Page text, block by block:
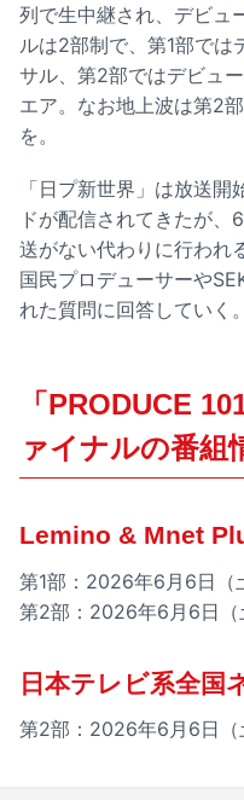
列で生中継され、デビュ
ルは2部制で、第1部では
サル、第2部ではデビュ
エア。なお地上波は第2
を。
「日プ新世界」は放送
ドが配信されてきたが
送がない代わりに行われ
国民プロデューサーや
れた質問に回答していく。
「PRODUCE
ァイナルの番組
Lemino & Mnet
第1部：2026年6月6日（
第2部：2026年6月6日（
日本テレビ系全国
第2部：2026年6月6日（